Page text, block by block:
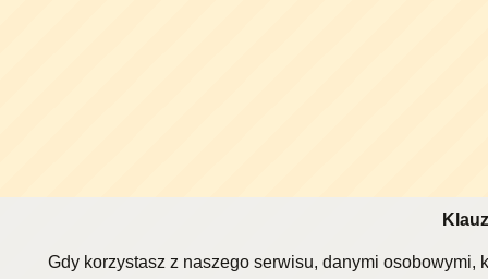
Gdy korzystasz z naszego serwisu, danymi osobowymi,